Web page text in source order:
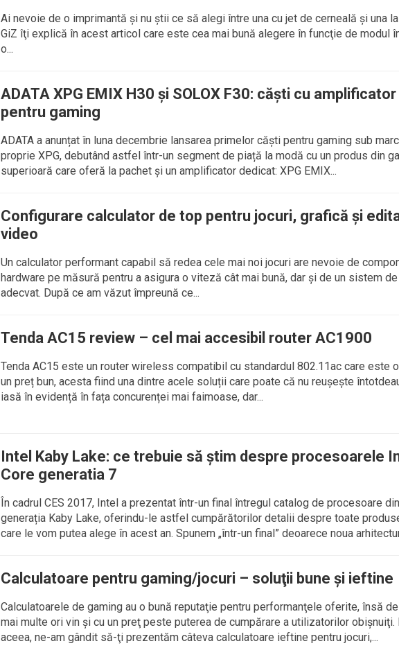
Ai nevoie de o imprimantă şi nu ştii ce să alegi între una cu jet de cerneală şi una
GiZ îţi explică în acest articol care este cea mai bună alegere în funcţie de modul
o...
ADATA XPG EMIX H30 și SOLOX F30: căști cu amplificator
pentru gaming
ADATA a anunțat în luna decembrie lansarea primelor căști pentru gaming sub
proprie XPG, debutând astfel într-un segment de piață la modă cu un produs din
superioară care oferă la pachet și un amplificator dedicat: XPG EMIX...
Configurare calculator de top pentru jocuri, grafică şi
video
Un calculator performant capabil să redea cele mai noi jocuri are nevoie de
hardware pe măsură pentru a asigura o viteză cât mai bună, dar şi de un sistem
adecvat. După ce am văzut împreună ce...
Tenda AC15 review – cel mai accesibil router AC1900
Tenda AC15 este un router wireless compatibil cu standardul 802.11ac care este
un preț bun, acesta fiind una dintre acele soluții care poate că nu reușește
iasă în evidență în fața concurenței mai faimoase, dar...
Intel Kaby Lake: ce trebuie să știm despre procesoarele
Core generatia 7
În cadrul CES 2017, Intel a prezentat într-un final întregul catalog de procesoare din
generația Kaby Lake, oferindu-le astfel cumpărătorilor detalii despre toate
care le vom putea alege în acest an. Spunem „într-un final” deoarece noua
Calculatoare pentru gaming/jocuri – soluţii bune şi ieftine
Calculatoarele de gaming au o bună reputaţie pentru performanţele oferite, însă
mai multe ori vin şi cu un preţ peste puterea de cumpărare a utilizatorilor obişnuiţi.
aceea, ne-am gândit să-ţi prezentăm câteva calculatoare ieftine pentru jocuri,...